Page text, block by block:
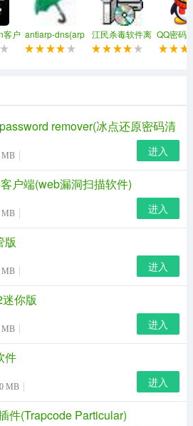
可激活
客户
描
antiarp-dns(arp
和dns欺骗攻击监
江民杀毒软件离
线升级包
QQ密码
费
remover(冰点还原密码清
MB 进入
户端(web漏洞扫描软件)
MB 进入
版
MB 进入
你版
MB 进入
件
MB 进入
件(Trapcode Particular)